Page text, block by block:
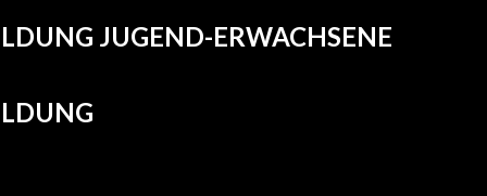
JUGEND-ERWACHSENE